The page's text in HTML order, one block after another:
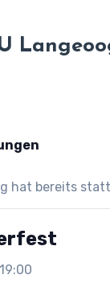
hat bereits